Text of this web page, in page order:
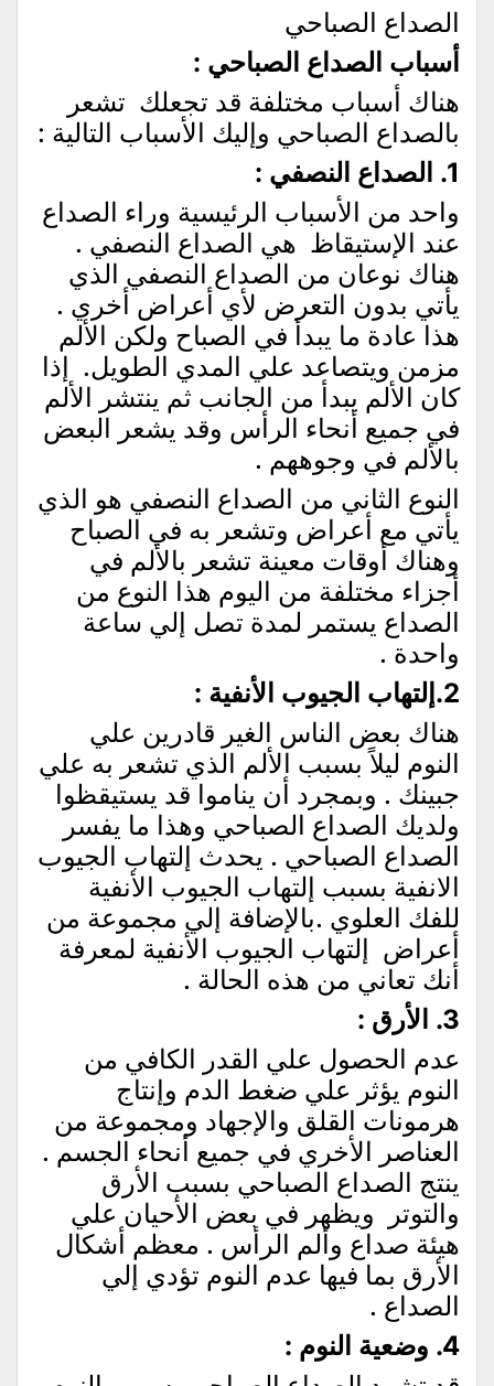
الصداع الصباحي
أسباب الصداع الصباحي :
هناك أسباب مختلفة قد تجعلك تشعر
بالصداع الصباحي وإليك الأسباب التالية :
1. الصداع النصفي :
واحد من الأسباب الرئيسية وراء الصداع
عند الإستيقاظ هي الصداع النصفي .
هناك نوعان من الصداع النصفي الذي
يأتي بدون التعرض لأي أعراض أخري .
هذا عادة ما يبدأ في الصباح ولكن الألم
مزمن ويتصاعد علي المدي الطويل. إذا
كان الألم يبدأ من الجانب ثم ينتشر الألم
في جميع أنحاء الرأس وقد يشعر البعض
بالألم في وجوههم .
النوع الثاني من الصداع النصفي هو الذي
يأتي مع أعراض وتشعر به في الصباح
وهناك أوقات معينة تشعر بالألم في
أجزاء مختلفة من اليوم هذا النوع من
الصداع يستمر لمدة تصل إلي ساعة
واحدة .
2.إلتهاب الجيوب الأنفية :
هناك بعض الناس الغير قادرين علي
النوم ليلاً بسبب الألم الذي تشعر به علي
جبينك . وبمجرد أن يناموا قد يستيقظوا
ولديك الصداع الصباحي وهذا ما يفسر
الصداع الصباحي . يحدث إلتهاب الجيوب
الانفية بسبب إلتهاب الجيوب الأنفية
للفك العلوي .بالإضافة إلي مجموعة من
أعراض إلتهاب الجيوب الأنفية لمعرفة
أنك تعاني من هذه الحالة .
3. الأرق :
عدم الحصول علي القدر الكافي من
النوم يؤثر علي ضغط الدم وإنتاج
هرمونات القلق والإجهاد ومجموعة من
العناصر الأخري في جميع أنحاء الجسم .
ينتج الصداع الصباحي بسبب الأرق
والتوتر ويظهر في بعض الأحيان علي
هيئة صداع وألم الرأس . معظم أشكال
الأرق بما فيها عدم النوم تؤدي إلي
الصداع .
4. وضعية النوم :